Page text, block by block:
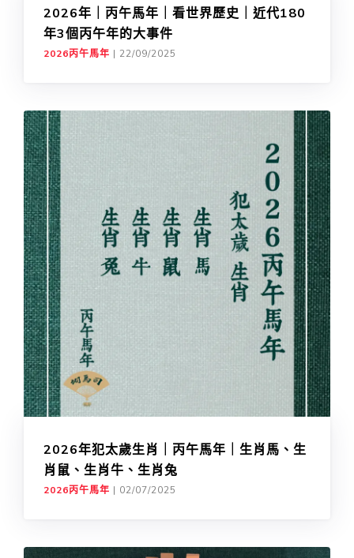
2026年｜丙午馬年｜看世界歷史｜近代180
年3個丙午年的大事件
2026丙午馬年 | 22/09/2025
2026年犯太歲生肖｜丙午馬年｜生肖馬、生
肖鼠、生肖牛、生肖兔
2026丙午馬年 | 02/07/2025